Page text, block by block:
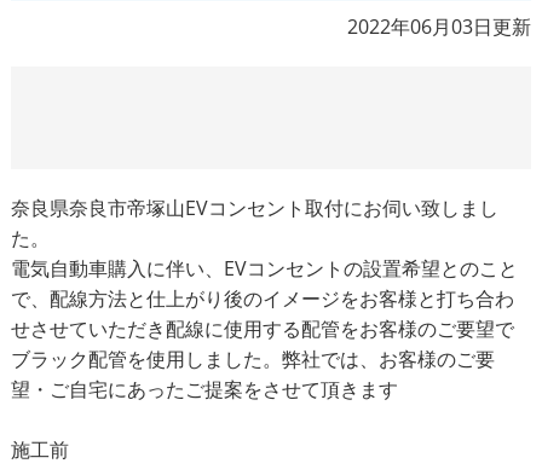
2022年06月03日更新
奈良県奈良市帝塚山EVコンセント取付にお伺い致しまし
た。
電気自動車購入に伴い、EVコンセントの設置希望とのこと
で、配線方法と仕上がり後のイメージをお客様と打ち合わ
せさせていただき配線に使用する配管をお客様のご要望で
ブラック配管を使用しました。弊社では、お客様のご要
望・ご自宅にあったご提案をさせて頂きます
施工前